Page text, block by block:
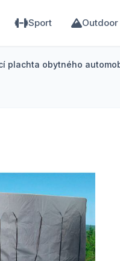
Sport Outdoor
plachta obytného